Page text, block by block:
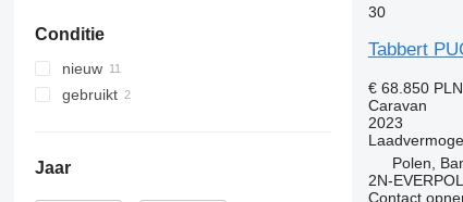
Conditie
nieuw
gebruikt
Jaar
30
Tabbert
€ 68.850
Caravan
2023
Polen,
2N-EVERPOL
Contact